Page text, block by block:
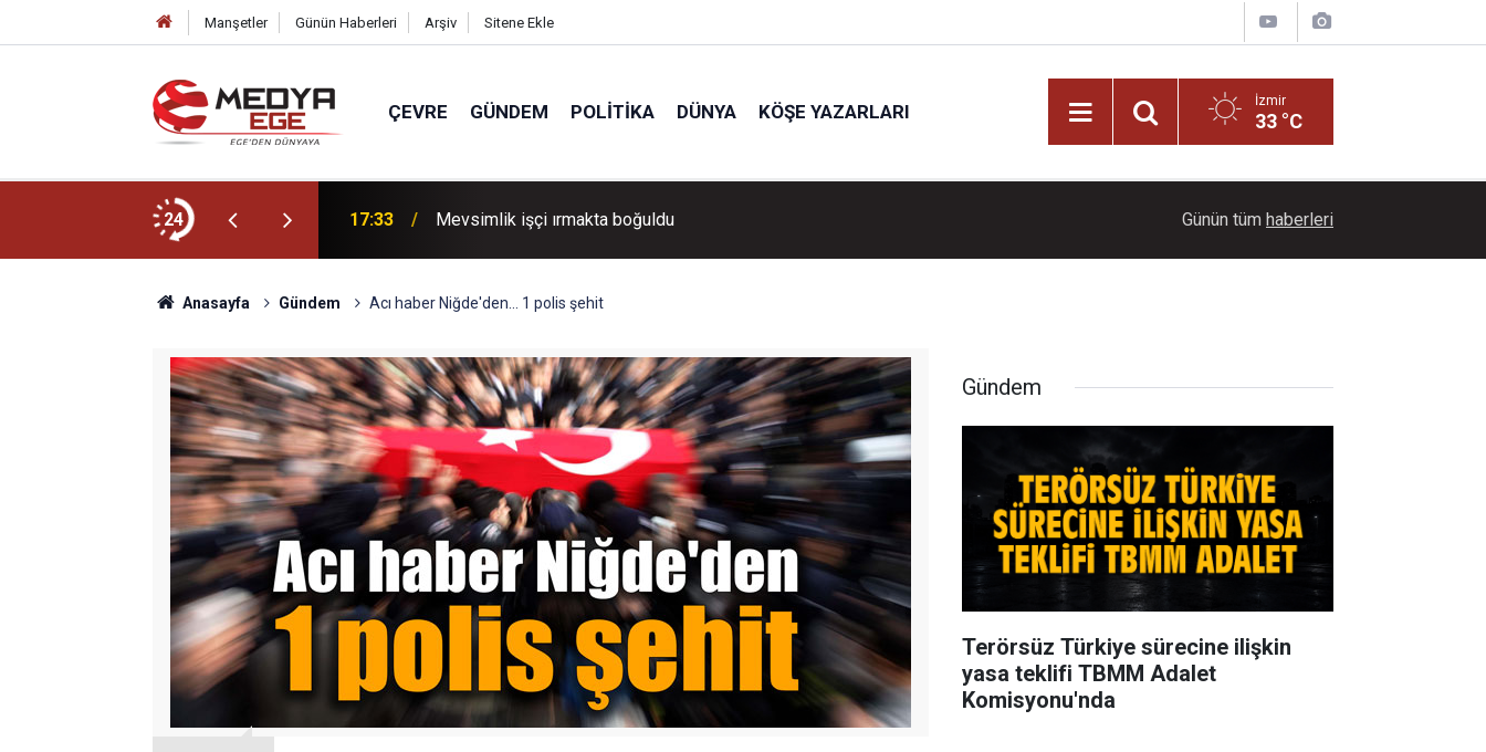
Manşetler Günün Haberleri Arşiv Sitene Ekle
ÇEVRE GÜNDEM POLITIKA DÜNYA KÖŞE YAZARLARI İzmir
33 °C
24
teklifi TBMM Adalet Komisyonu'nda 17:33 Mevsimlik işçi ırmakta boğuldu FETÖ’cü Burkay Karatepe’nin ablası gözaltına
Günün tüm haberleri
Anasayfa Gündem Acı haber Niğde'den... 1 polis şehit
Gündem
Terörsüz Türkiye sürecine ilişkin
yasa teklifi TBMM Adalet
Komisyonu'nda